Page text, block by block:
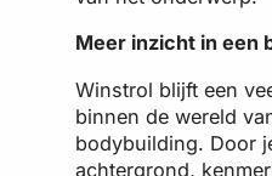
Meer inzicht in een
Winstrol blijft een
binnen de wereld
bodybuilding. Door
achtergrond,